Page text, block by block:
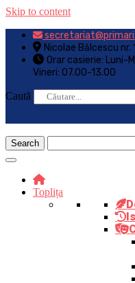
Skip to content
Nicolae Bălcescu nr.
Orar casierie: Luni-
Vineri: 07.00-13.00
Caută
Toplița